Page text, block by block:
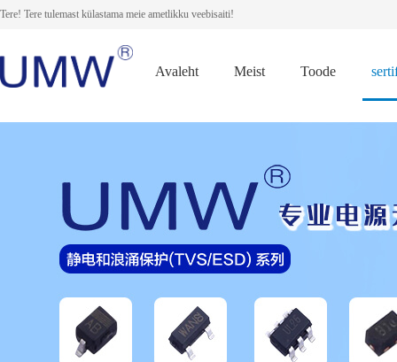
Tere! Tere tulemast külastama meie ametlikku veebisaiti!
Avaleht Meist Toode